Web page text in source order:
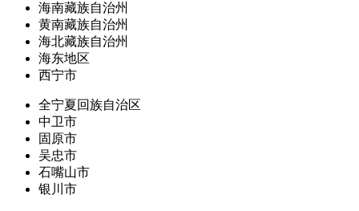
海南藏族自治州
黄南藏族自治州
海北藏族自治州
海东地区
西宁市
全宁夏回族自治区
中卫市
固原市
吴忠市
石嘴山市
银川市